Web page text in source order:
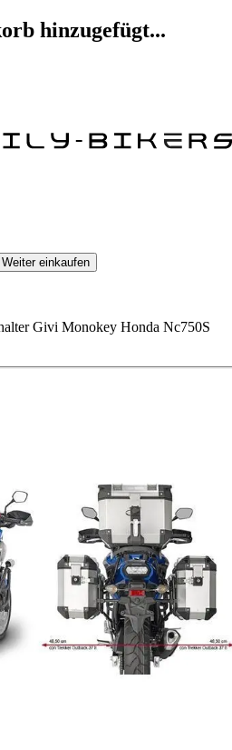
hinzugefügt...
Weiter einkaufen
Givi Monokey Honda Nc750S